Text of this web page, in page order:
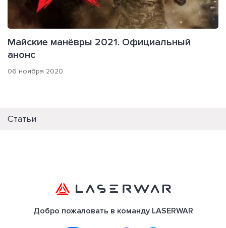
Майские манёвры 2021. Официальный
анонс
06 ноября 2020
Статьи
Добро пожаловать в команду LASERWAR